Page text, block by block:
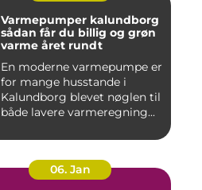
Varmepumper kalundborg
sådan får du billig og grøn
varme året rundt
En moderne varmepumpe er
for mange husstande i
Kalundborg blevet nøglen til
både lavere varmeregning...
06. Jan